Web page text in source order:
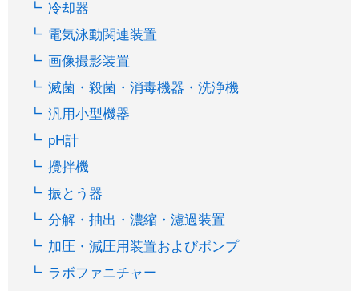
冷却器
電気泳動関連装置
画像撮影装置
滅菌・殺菌・消毒機器・洗浄機
汎用小型機器
pH計
攪拌機
振とう器
分解・抽出・濃縮・濾過装置
加圧・減圧用装置およびポンプ
ラボファニチャー